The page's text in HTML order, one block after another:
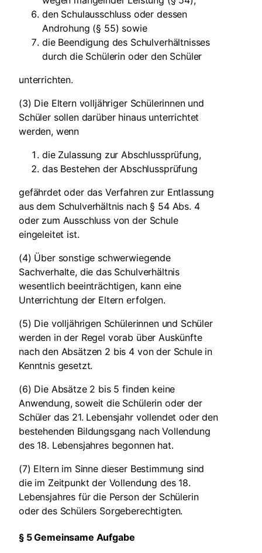
den Schulausschluss oder dessen
Androhung (§ 55) sowie
die Beendigung des Schulverhältnisses
durch die Schülerin oder den Schüler
unterrichten.
(3) Die Eltern volljähriger Schülerinnen und
Schüler sollen darüber hinaus unterrichtet
werden, wenn
die Zulassung zur Abschlussprüfung,
das Bestehen der Abschlussprüfung
gefährdet oder das Verfahren zur Entlassung
aus dem Schulverhältnis nach § 54 Abs. 4
oder zum Ausschluss von der Schule
eingeleitet ist.
(4) Über sonstige schwerwiegende
Sachverhalte, die das Schulverhältnis
wesentlich beeinträchtigen, kann eine
Unterrichtung der Eltern erfolgen.
(5) Die volljährigen Schülerinnen und Schüler
werden in der Regel vorab über Auskünfte
nach den Absätzen 2 bis 4 von der Schule in
Kenntnis gesetzt.
(6) Die Absätze 2 bis 5 finden keine
Anwendung, soweit die Schülerin oder der
Schüler das 21. Lebensjahr vollendet oder den
bestehenden Bildungsgang nach Vollendung
des 18. Lebensjahres begonnen hat.
(7) Eltern im Sinne dieser Bestimmung sind
die im Zeitpunkt der Vollendung des 18.
Lebensjahres für die Person der Schülerin
oder des Schülers Sorgeberechtigten.
§ 5 Gemeinsame Aufgabe